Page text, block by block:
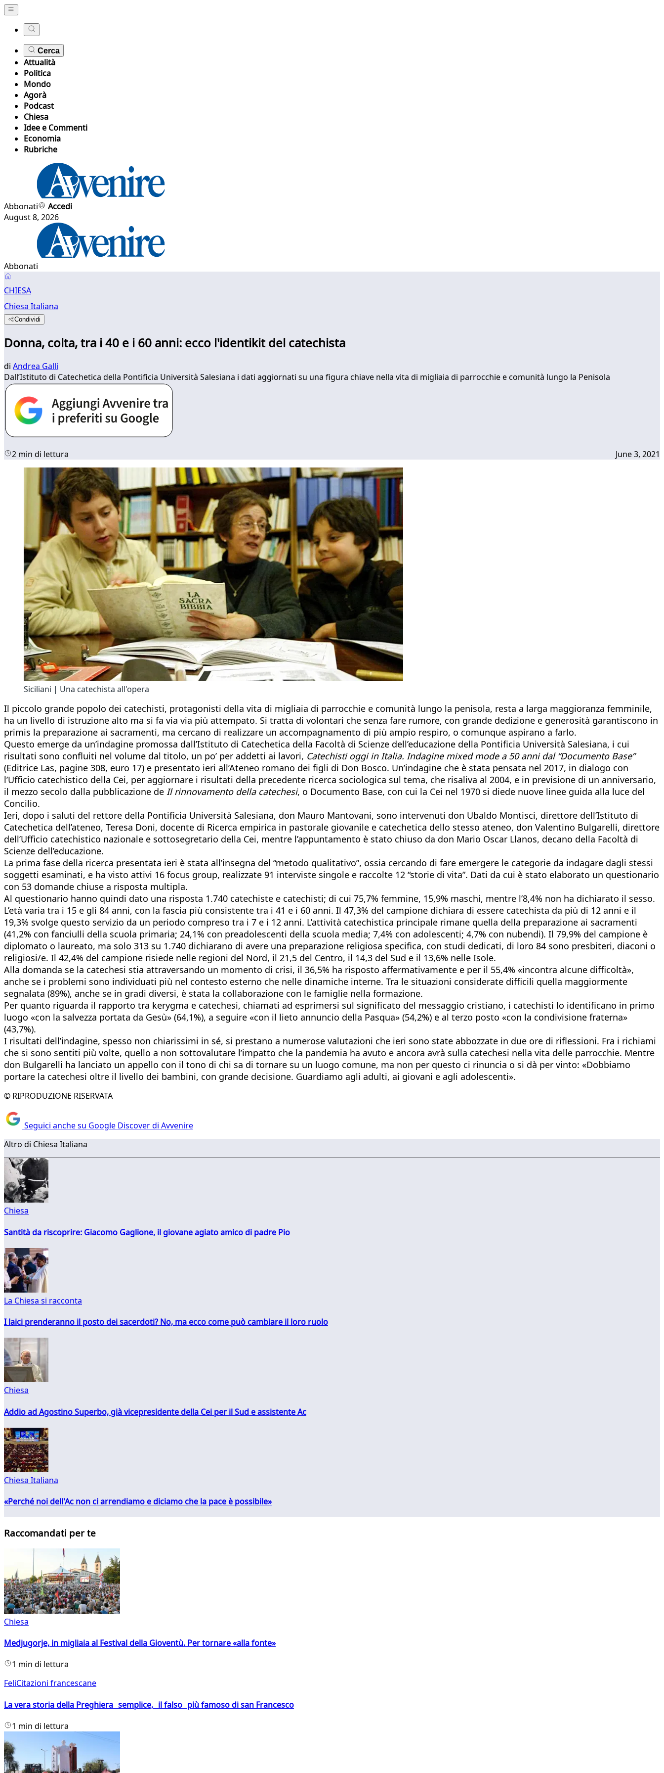
Cerca
Attualità
Politica
Mondo
Agorà
Podcast
Chiesa
Idee e Commenti
Economia
Rubriche
Abbonati
Accedi
August 8, 2026
Abbonati
CHIESA
Chiesa Italiana
Condividi
Donna, colta, tra i 40 e i 60 anni: ecco l'identikit del catechista
di Andrea Galli
Dall’Istituto di Catechetica della Pontificia Università Salesiana i dati aggiornati su una figura chiave nella vita di migliaia di parrocchie e comunità lungo la Penisola
2 min di lettura June 3, 2021
Siciliani | Una catechista all'opera
Il piccolo grande popolo dei catechisti, protagonisti della vita di migliaia di parrocchie e comunità lungo la penisola, resta a larga maggioranza femminile,
ha un livello di istruzione alto ma si fa via via più attempato. Si tratta di volontari che senza fare rumore, con grande dedizione e generosità garantiscono in
primis la preparazione ai sacramenti, ma cercano di realizzare un accompagnamento di più ampio respiro, o comunque aspirano a farlo.
Questo emerge da un’indagine promossa dall’Istituto di Catechetica della Facoltà di Scienze dell’educazione della Pontificia Università Salesiana, i cui
risultati sono confluiti nel volume dal titolo, un po’ per addetti ai lavori, Catechisti oggi in Italia. Indagine mixed mode a 50 anni dal “Documento Base”
(Editrice Las, pagine 308, euro 17) e presentato ieri all’Ateneo romano dei figli di Don Bosco. Un’indagine che è stata pensata nel 2017, in dialogo con
l’Ufficio catechistico della Cei, per aggiornare i risultati della precedente ricerca sociologica sul tema, che risaliva al 2004, e in previsione di un anniversario,
il mezzo secolo dalla pubblicazione de Il rinnovamento della catechesi, o Documento Base, con cui la Cei nel 1970 si diede nuove linee guida alla luce del
Concilio.
Ieri, dopo i saluti del rettore della Pontificia Università Salesiana, don Mauro Mantovani, sono intervenuti don Ubaldo Montisci, direttore dell’Istituto di
Catechetica dell’ateneo, Teresa Doni, docente di Ricerca empirica in pastorale giovanile e catechetica dello stesso ateneo, don Valentino Bulgarelli, direttore
dell’Ufficio catechistico nazionale e sottosegretario della Cei, mentre l’appuntamento è stato chiuso da don Mario Oscar Llanos, decano della Facoltà di
Scienze dell’educazione.
La prima fase della ricerca presentata ieri è stata all’insegna del “metodo qualitativo”, ossia cercando di fare emergere le categorie da indagare dagli stessi
soggetti esaminati, e ha visto attivi 16 focus group, realizzate 91 interviste singole e raccolte 12 “storie di vita”. Dati da cui è stato elaborato un questionario
con 53 domande chiuse a risposta multipla.
Al questionario hanno quindi dato una risposta 1.740 catechiste e catechisti; di cui 75,7% femmine, 15,9% maschi, mentre l’8,4% non ha dichiarato il sesso.
L’età varia tra i 15 e gli 84 anni, con la fascia più consistente tra i 41 e i 60 anni. Il 47,3% del campione dichiara di essere catechista da più di 12 anni e il
19,3% svolge questo servizio da un periodo compreso tra i 7 e i 12 anni. L’attività catechistica principale rimane quella della preparazione ai sacramenti
(41,2% con fanciulli della scuola primaria; 24,1% con preadolescenti della scuola media; 7,4% con adolescenti; 4,7% con nubendi). Il 79,9% del campione è
diplomato o laureato, ma solo 313 su 1.740 dichiarano di avere una preparazione religiosa specifica, con studi dedicati, di loro 84 sono presbiteri, diaconi o
religiosi/e. Il 42,4% del campione risiede nelle regioni del Nord, il 21,5 del Centro, il 14,3 del Sud e il 13,6% nelle Isole.
Alla domanda se la catechesi stia attraversando un momento di crisi, il 36,5% ha risposto affermativamente e per il 55,4% «incontra alcune difficoltà»,
anche se i problemi sono individuati più nel contesto esterno che nelle dinamiche interne. Tra le situazioni considerate difficili quella maggiormente
segnalata (89%), anche se in gradi diversi, è stata la collaborazione con le famiglie nella formazione.
Per quanto riguarda il rapporto tra kerygma e catechesi, chiamati ad esprimersi sul significato del messaggio cristiano, i catechisti lo identificano in primo
luogo «con la salvezza portata da Gesù» (64,1%), a seguire «con il lieto annuncio della Pasqua» (54,2%) e al terzo posto «con la condivisione fraterna»
(43,7%).
I risultati dell’indagine, spesso non chiarissimi in sé, si prestano a numerose valutazioni che ieri sono state abbozzate in due ore di riflessioni. Fra i richiami
che si sono sentiti più volte, quello a non sottovalutare l’impatto che la pandemia ha avuto e ancora avrà sulla catechesi nella vita delle parrocchie. Mentre
don Bulgarelli ha lanciato un appello con il tono di chi sa di tornare su un luogo comune, ma non per questo ci rinuncia o si dà per vinto: «Dobbiamo
portare la catechesi oltre il livello dei bambini, con grande decisione. Guardiamo agli adulti, ai giovani e agli adolescenti».
© RIPRODUZIONE RISERVATA
Seguici anche su Google Discover di Avvenire
Altro di Chiesa Italiana
Chiesa
Santità da riscoprire: Giacomo Gaglione, il giovane agiato amico di padre Pio
La Chiesa si racconta
I laici prenderanno il posto dei sacerdoti? No, ma ecco come può cambiare il loro ruolo
Chiesa
Addio ad Agostino Superbo, già vicepresidente della Cei per il Sud e assistente Ac
Chiesa Italiana
«Perché noi dell'Ac non ci arrendiamo e diciamo che la pace è possibile»
Raccomandati per te
Chiesa
Medjugorje, in migliaia al Festival della Gioventù. Per tornare «alla fonte»
1 min di lettura
FeliCitazioni francescane
La vera storia della Preghiera semplice, il falso più famoso di san Francesco
1 min di lettura